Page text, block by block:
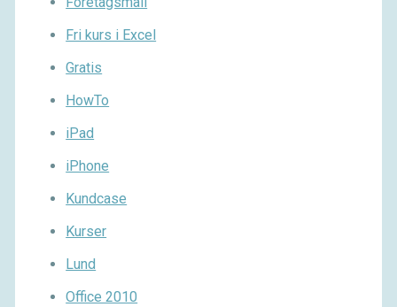
Fri kurs i Excel
Gratis
HowTo
iPad
iPhone
Kundcase
Kurser
Lund
Office 2010